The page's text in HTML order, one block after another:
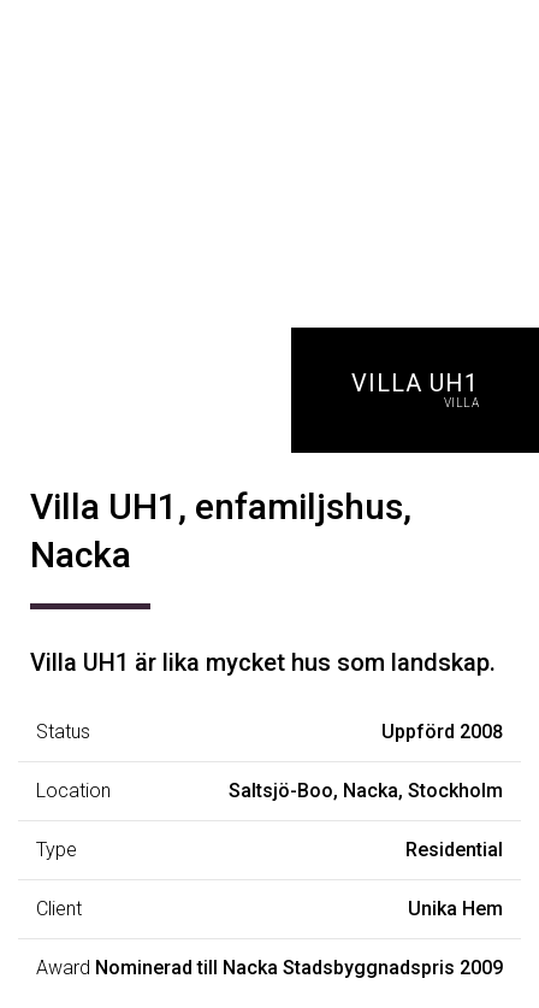
VILLA UH1
VILLA
Villa UH1, enfamiljshus,
Nacka
Villa UH1 är lika mycket hus som landskap.
Status Uppförd 2008
Location Saltsjö-Boo, Nacka, Stockholm
Type Residential
Client Unika Hem
Award Nominerad till Nacka Stadsbyggnadspris 2009